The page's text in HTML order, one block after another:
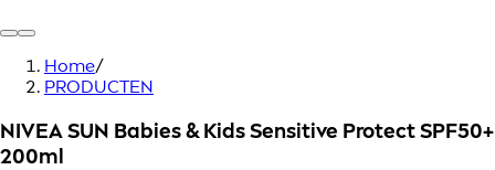
Home/
PRODUCTEN
NIVEA SUN Babies & Kids Sensitive Protect SPF50+
200ml